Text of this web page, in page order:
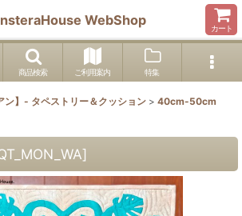
WebShop
カート
商品検索 ご利用案内 特集
ン】- タペストリー＆クッション > 40cm-50cm
]